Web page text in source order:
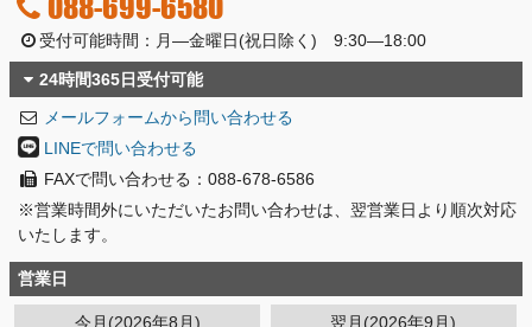
受付可能時間：月―金曜日(祝日除く) 9:30―18:00
24時間365日受付可能
メールフォームから問い合わせる
LINEで問い合わせる
FAXで問い合わせる：088-678-6586
※営業時間外にいただいたお問い合わせは、翌営業日より順次対応
いたします。
営業日
今月(2026年8月) 翌月(2026年9月)